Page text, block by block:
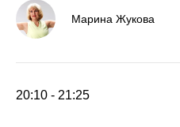
Марина Жукова
20:10 - 21:25